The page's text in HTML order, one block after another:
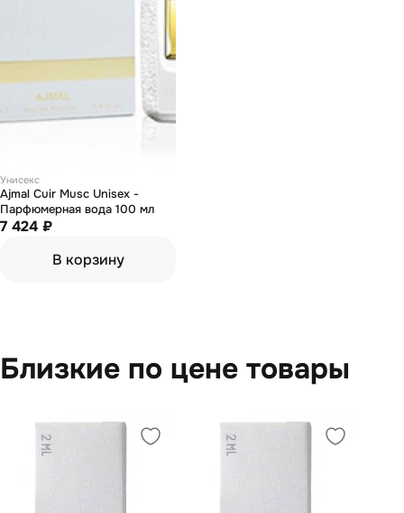
Унисекс
Ajmal Cuir Musc Unisex -
Парфюмерная вода 100 мл
7 424 ₽
В корзину
Близкие по цене товары